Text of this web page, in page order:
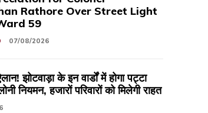
Rathore Over Street Light
59
07/08/2026
झोटवाड़ा के इन वार्डों में होगा पट्टा
नियमन, हजारों परिवारों को मिलेगी राहत